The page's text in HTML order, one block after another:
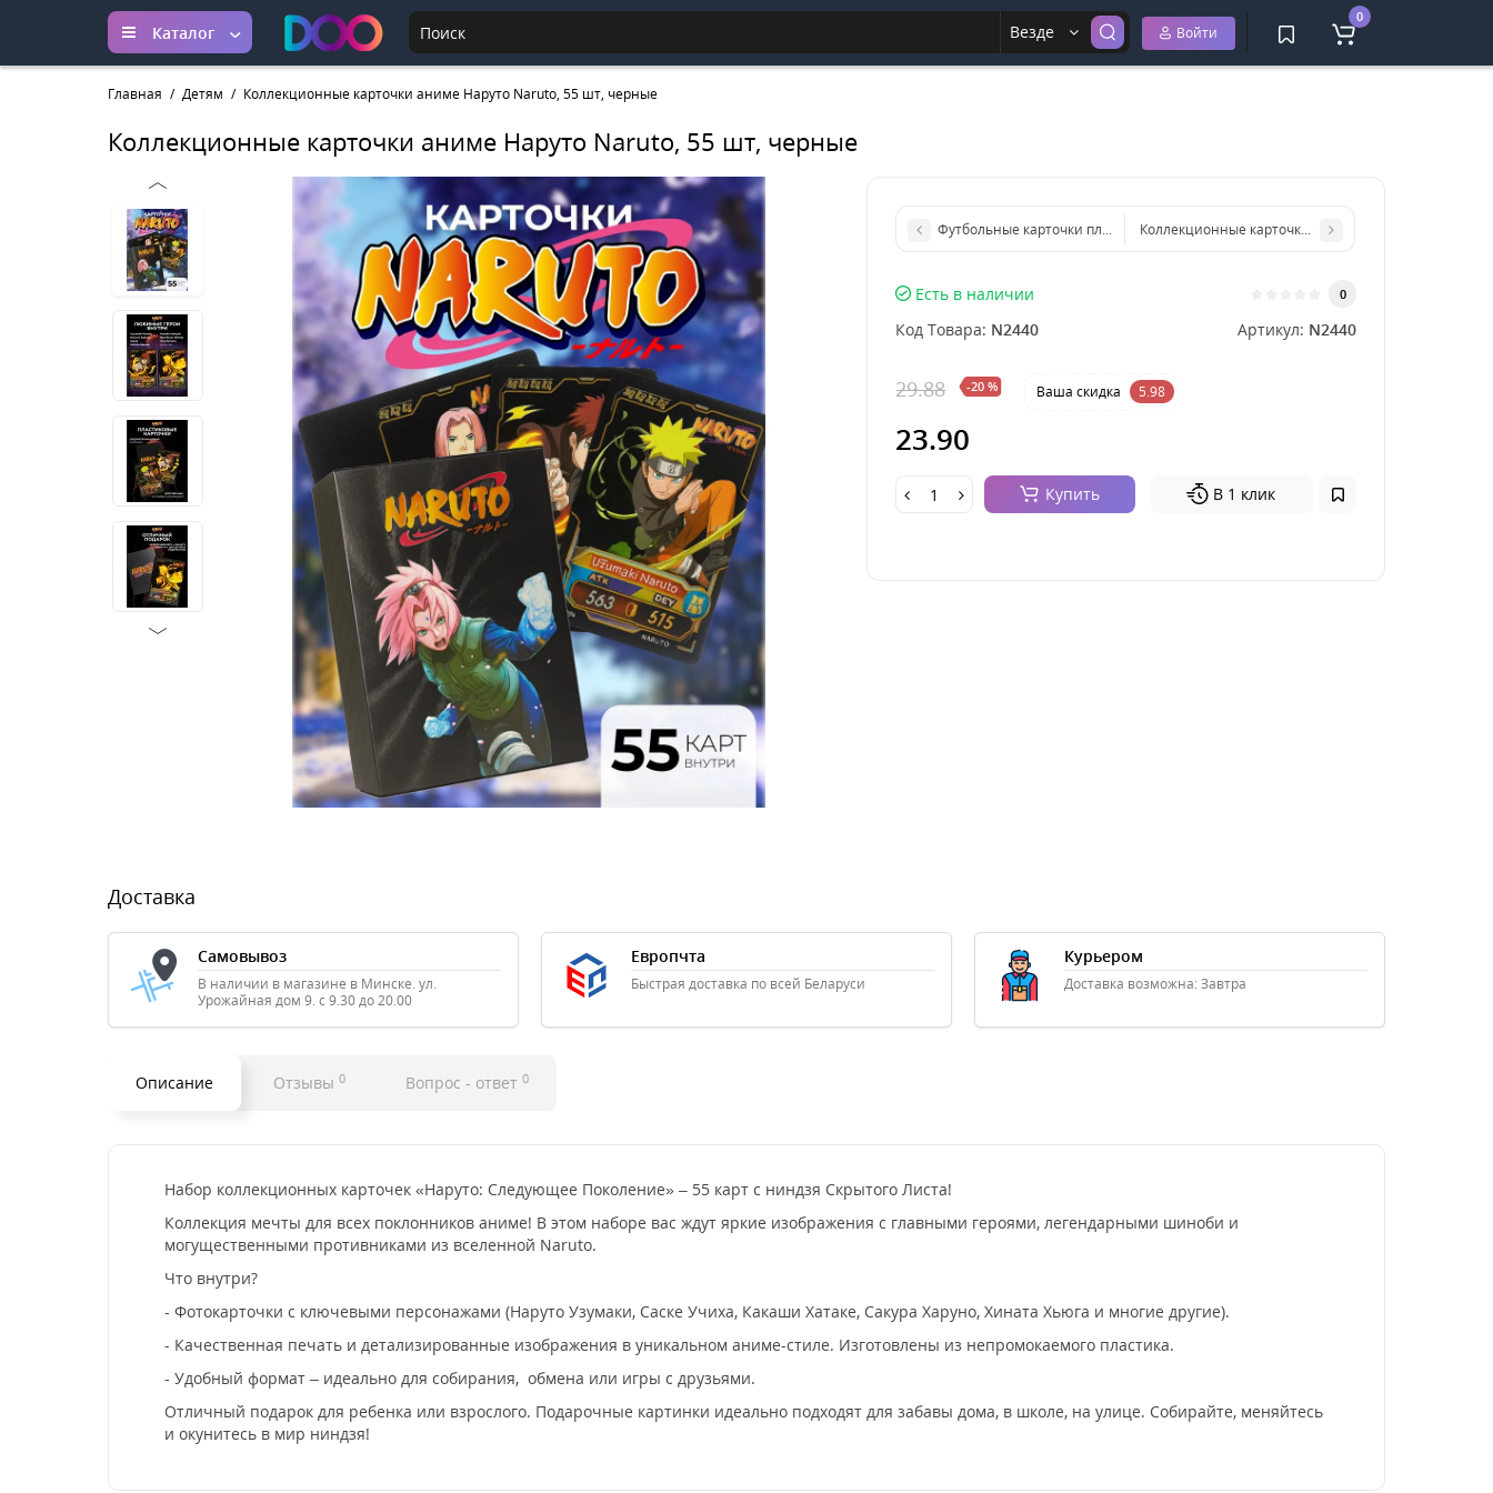
Каталог Везде Войти
0
Главная Детям Коллекционные карточки аниме Наруто Naruto, 55 шт, черные
Коллекционные карточки аниме Наруто Naruto, 55 шт, черные
Футбольные карточки пластиковые с футболистами 55 шт, золотистые
Коллекционные карточки аниме Наруто Naruto, 55
Есть в наличии 0
Код Товара: N2440 Артикул: N2440
29.88 -20 % Ваша cкидка 5.98
23.90
Купить В 1 клик
Доставка
Самовывоз
В наличии в магазине в Минске. ул.
Урожайная дом 9. с 9.30 до 20.00
Европчта
Быстрая доставка по всей Беларуси
Курьером
Доставка возможна: Завтра
Описание Отзывы 0 Вопрос - ответ 0
Набор коллекционных карточек «Наруто: Следующее Поколение» – 55 карт с ниндзя Скрытого Листа!
Коллекция мечты для всех поклонников аниме! В этом наборе вас ждут яркие изображения с главными героями, легендарными шиноби и
могущественными противниками из вселенной Naruto.
Что внутри?
- Фотокарточки с ключевыми персонажами (Наруто Узумаки, Саске Учиха, Какаши Хатаке, Сакура Харуно, Хината Хьюга и многие другие).
- Качественная печать и детализированные изображения в уникальном аниме-стиле. Изготовлены из непромокаемого пластика.
- Удобный формат – идеально для собирания, обмена или игры с друзьями.
Отличный подарок для ребенка или взрослого. Подарочные картинки идеально подходят для забавы дома, в школе, на улице. Собирайте, меняйтесь
и окунитесь в мир ниндзя!